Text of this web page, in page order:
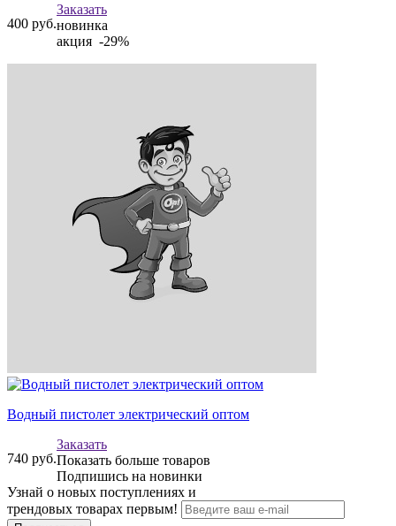
400 руб.
Заказать
новинка
акция -29%
Водный пистолет электрический оптом
740 руб.
Заказать
Показать больше товаров
Подпишись на новинки
Узнай о новых поступлениях и
трендовых товарах первым!